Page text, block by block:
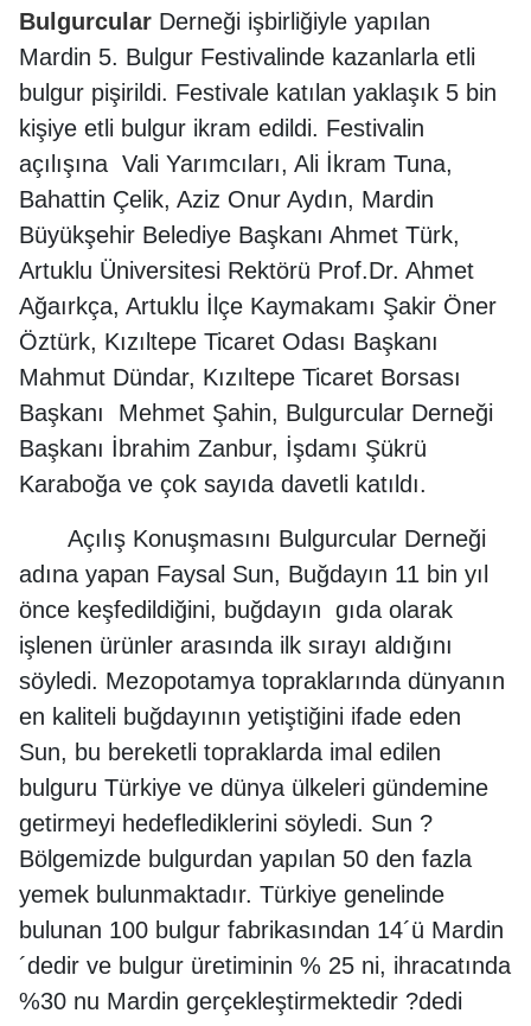
Bulgurcular Derneği işbirliğiyle yapılan
Mardin 5. Bulgur Festivalinde kazanlarla etli
bulgur pişirildi. Festivale katılan yaklaşık 5 bin
kişiye etli bulgur ikram edildi. Festivalin
açılışına Vali Yarımcıları, Ali İkram Tuna,
Bahattin Çelik, Aziz Onur Aydın, Mardin
Büyükşehir Belediye Başkanı Ahmet Türk,
Artuklu Üniversitesi Rektörü Prof.Dr. Ahmet
Ağaırkça, Artuklu İlçe Kaymakamı Şakir Öner
Öztürk, Kızıltepe Ticaret Odası Başkanı
Mahmut Dündar, Kızıltepe Ticaret Borsası
Başkanı Mehmet Şahin, Bulgurcular Derneği
Başkanı İbrahim Zanbur, İşdamı Şükrü
Karaboğa ve çok sayıda davetli katıldı.
Açılış Konuşmasını Bulgurcular Derneği
adına yapan Faysal Sun, Buğdayın 11 bin yıl
önce keşfedildiğini, buğdayın gıda olarak
işlenen ürünler arasında ilk sırayı aldığını
söyledi. Mezopotamya topraklarında dünyanın
en kaliteli buğdayının yetiştiğini ifade eden
Sun, bu bereketli topraklarda imal edilen
bulguru Türkiye ve dünya ülkeleri gündemine
getirmeyi hedeflediklerini söyledi. Sun ?
Bölgemizde bulgurdan yapılan 50 den fazla
yemek bulunmaktadır. Türkiye genelinde
bulunan 100 bulgur fabrikasından 14´ü Mardin
´dedir ve bulgur üretiminin % 25 ni, ihracatında
%30 nu Mardin gerçekleştirmektedir ?dedi